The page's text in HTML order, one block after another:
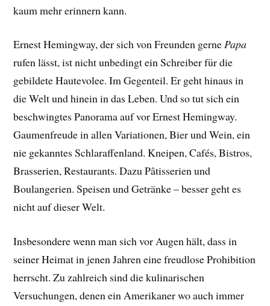
kaum mehr erinnern kann.
Ernest Hemingway, der sich von Freunden gernePapa
rufen lässt, ist nicht unbedingt ein Schreiber für die
gebildete Hautevolee. Im Gegenteil. Er geht hinaus in
die Welt und hinein in das Leben. Und so tut sich ein
beschwingtes Panorama auf vor Ernest Hemingway.
Gaumenfreude in allen Variationen, Bier und Wein, ein
nie gekanntes Schlaraffenland. Kneipen, Cafés, Bistros,
Brasserien, Restaurants. Dazu Pâtisserien und
Boulangerien. Speisen und Getränke – besser geht es
nicht auf dieser Welt.
Insbesondere wenn man sich vor Augen hält, dass in
seiner Heimat in jenen Jahren eine freudlose Prohibition
herrscht. Zu zahlreich sind die kulinarischen
Versuchungen, denen ein Amerikaner wo auch immer